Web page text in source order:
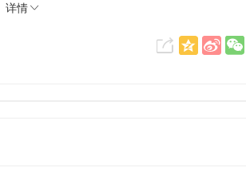
详情